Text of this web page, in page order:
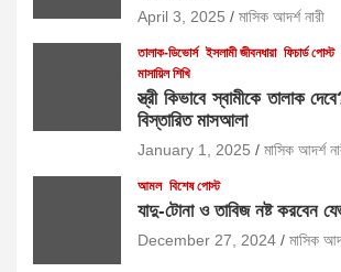
April 3, 2025 মাসিক আদর্শ নারী
তালাক-ডিভোর্স ইসলামী জীবনধারা ফিচার্ড পোস্ট
মাসায়িল শিখি
স্ত্রী কিভাবে স্বামীকে তালাক
বিস্তারিত মাসআলা
January 1, 2025 মাসিক আদর্শ
আমল বিশেষ পোস্ট
যাদু-টোনা ও তাবিজ নষ্ট করবেন
December 27, 2024 মাসিক